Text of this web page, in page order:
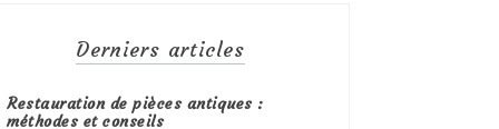
Derniers articles
Restauration de pièces antiques :
méthodes et conseils